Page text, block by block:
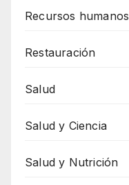
Recursos humanos
Restauración
Salud
Salud y Ciencia
Salud y Nutrición